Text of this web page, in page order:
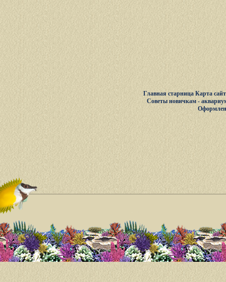
Главная старница Карта
Советы новичкам -